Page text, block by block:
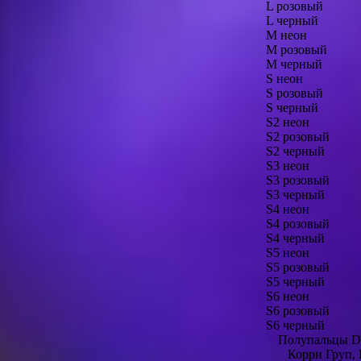
L розовый
L черный
M неон
M розовый
M черный
S неон
S розовый
S черный
S2 неон
S2 розовый
S2 черный
S3 неон
S3 розовый
S3 черный
S4 неон
S4 розовый
S4 черный
S5 неон
S5 розовый
S5 черный
S6 неон
S6 розовый
S6 черный
Полупальцы
Корри Груп,